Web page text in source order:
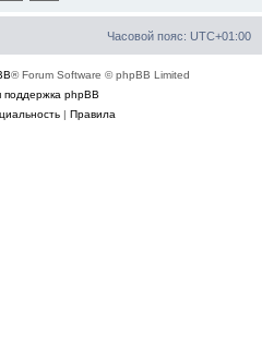
Часовой пояс: UTC+01:00
® Forum Software © phpBB Limited
поддержка phpBB
| Правила